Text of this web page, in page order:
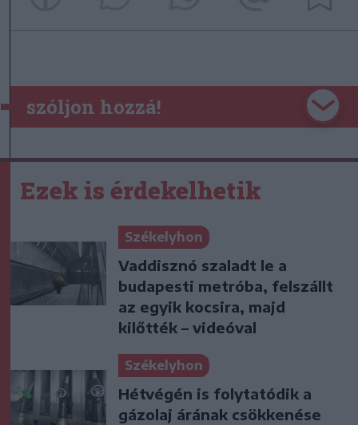
szóljon hozzá!
Ezek is érdekelhetik
Székelyhon
Vaddisznó szaladt le a
budapesti metróba, felszállt
az egyik kocsira, majd
kilőtték – videóval
Székelyhon
Hétvégén is folytatódik a
gázolaj árának csökkenése